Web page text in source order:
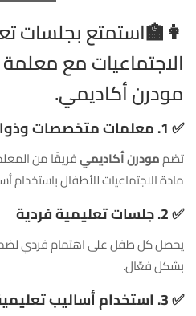
👩‍🏫استمتع بجلسات
الاجتماعيات مع
مودرن أكاديمي.
✅1. معلمات متخصصات وذوات خبرة
تضممودرن أكاديميفريقًا من
مادة الاجتماعيات للأطفال باستخدام
✅2. جلسات تعليمية فردية
يحصل كل طفل على اهتمام فردي
بشكل فعّال.
✅3. استخدام أساليب تعليمية حديثة